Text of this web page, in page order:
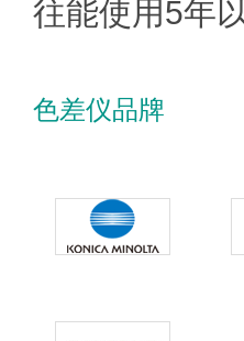
往能使用5年
色差仪品牌